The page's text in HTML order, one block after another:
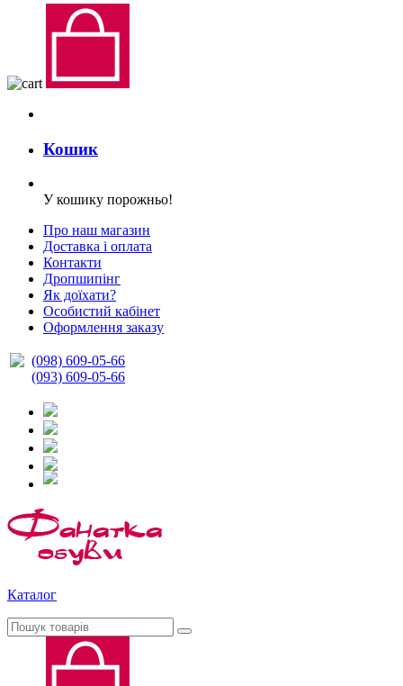
Кошик
У кошику порожньо!
Про наш магазин
Доставка і оплата
Контакти
Дропшипінг
Як доїхати?
Особистий кабінет
Оформлення заказу
(098) 609-05-66
(093) 609-05-66
Каталог